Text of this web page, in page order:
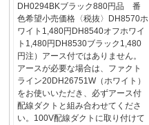
DH0294BKブラック880円品 番
色希望小売価格〈税抜〉DH8570ホ
ワイト1,480円DH8540オフホワイ
ト1,480円DH8530ブラック1,480
円注）アース付ではありません。
アースが必要な場合は、ファクト
ライン20DH26751W（ホワイト）
をお使いいただき、必ずアース付
配線ダクトと組み合わせてくださ
い。100V配線ダクトに取り付けて